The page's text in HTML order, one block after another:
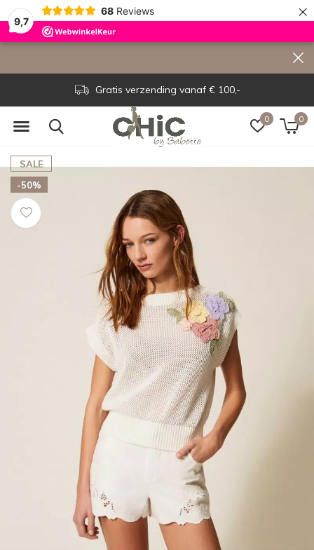
9,7
68 Reviews ×
0 0
Gratis verzending vanaf € 100,-
SALE
-50%